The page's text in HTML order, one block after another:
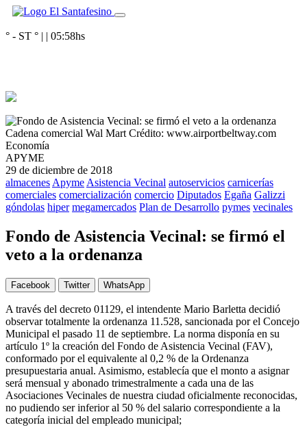
° - ST ° | | 05:58hs
Cadena comercial Wal Mart Crédito: www.airportbeltway.com
Economía
APYME
29 de diciembre de 2018
almacenes Apyme Asistencia Vecinal autoservicios carnicerías
comerciales comercialización comercio Diputados Egaña Galizzi
góndolas hiper megamercados Plan de Desarrollo pymes vecinales
Fondo de Asistencia Vecinal: se firmó el
veto a la ordenanza
Facebook Twitter WhatsApp
A través del decreto 01129, el intendente Mario Barletta decidió
observar totalmente la ordenanza 11.528, sancionada por el Concejo
Municipal el pasado 11 de septiembre. La norma disponía en su
artículo 1º la creación del Fondo de Asistencia Vecinal (FAV),
conformado por el equivalente al 0,2 % de la Ordenanza
presupuestaria anual. Asimismo, establecía que el monto a asignar
será mensual y abonado trimestralmente a cada una de las
Asociaciones Vecinales de nuestra ciudad oficialmente reconocidas,
no pudiendo ser inferior al 50 % del salario correspondiente a la
categoría inicial del empleado municipal;